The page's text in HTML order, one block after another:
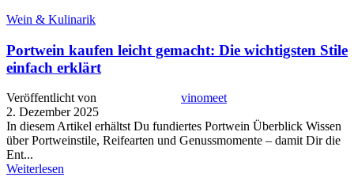
Wein & Kulinarik
Portwein kaufen leicht gemacht: Die wichtigsten Stile
einfach erklärt
Veröffentlicht von
vinomeet
2. Dezember 2025
In diesem Artikel erhältst Du fundiertes Portwein Überblick Wissen
über Portweinstile, Reifearten und Genussmomente – damit Dir die
Ent...
Weiterlesen